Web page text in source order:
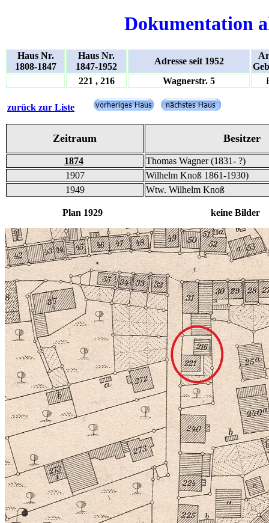
Dokumentation
Haus Nr.
1808-1847
Haus Nr.
1847-1952
Adresse seit 1952
221 , 216
Wagnerstr. 5
zurück zur Liste
Zeitraum Besitzer
1874
Thomas Wagner (1831- ?)
1907
Wilhelm Knoß 1861-1930)
1949
Wtw. Wilhelm Knoß
Plan 1929 keine Bilder